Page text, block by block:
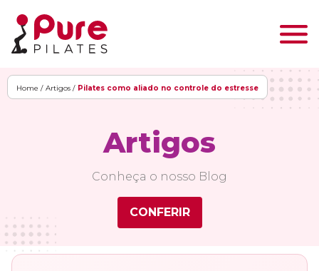
Home / Artigos / Pilates como aliado no controle do estresse
Artigos
Conheça o nosso Blog
CONFERIR